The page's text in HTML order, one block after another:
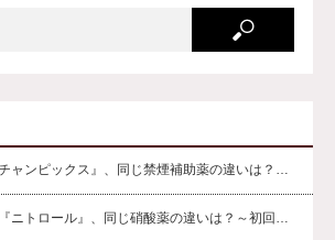
ャンピックス』、同じ禁煙補助薬の違いは？…
ニトロール』、同じ硝酸薬の違いは？～初回…